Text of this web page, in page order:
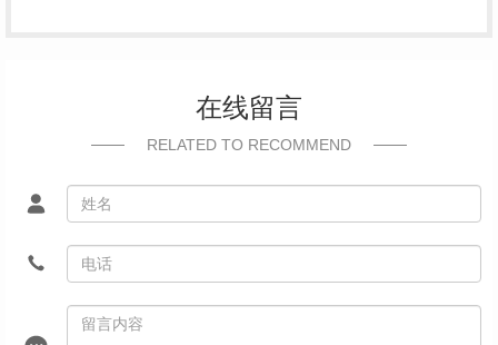
在线留言
RELATED TO RECOMMEND